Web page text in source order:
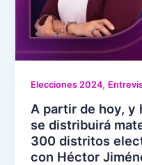
Elecciones 2024,
A partir de hoy, y
se distribuirá
300 distritos
con Héctor